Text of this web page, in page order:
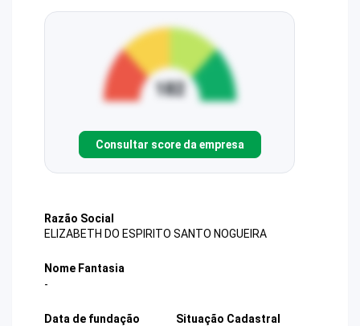
Consultar score da empresa
Razão Social
ELIZABETH DO ESPIRITO SANTO NOGUEIRA
Nome Fantasia
-
Data de fundação
Situação Cadastral